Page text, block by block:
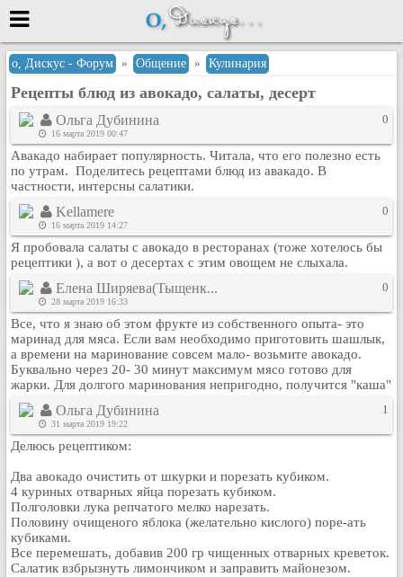
Меню
или войти через
Вход с 7ooo.ru
Регистрация
Забыли пароль?
Данные авторизации одинаковые с
сайтом 7ooo.ru
Форумы
Главная
Поиск
Новые сообщения
Беседы
Игры
Кулинария
Физкультура и спорт
Авто. Мото.
Космос
Домашние питомцы
Медицина
о, Дискус - Форум » Общение » Кулинария
Рецепты блюд из авокадо, салаты, десерт
Ольга Дубинина
16 марта 2019 00:47
0
Авакадо набирает популярность. Читала, что его полезно есть
по утрам. Поделитесь рецептами блюд из авакадо. В
частности, интерсны салатики.
Kellamere
16 марта 2019 14:27
0
Я пробовала салаты с авокадо в ресторанах (тоже хотелось бы
рецептики ), а вот о десертах с этим овощем не слыхала.
Елена Ширяева(Тыщенк...
28 марта 2019 16:33
0
Все, что я знаю об этом фрукте из собственного опыта- это
маринад для мяса. Если вам необходимо приготовить шашлык,
а времени на маринование совсем мало- возьмите авокадо.
Буквально через 20- 30 минут максимум мясо готово для
жарки. Для долгого маринования непригодно, получится "каша"
Ольга Дубинина
31 марта 2019 19:22
1
Делюсь рецептиком:
Два авокадо очистить от шкурки и порезать кубиком.
4 куриных отварных яйца порезать кубиком.
Полголовки лука репчатого мелко нарезать.
Половину очищеного яблока (желательно кислого) поре-ать
кубиками.
Все перемешать, добавив 200 гр чищенных отварных креветок.
Салатик взбрызнуть лимончиком и заправить майонезом.